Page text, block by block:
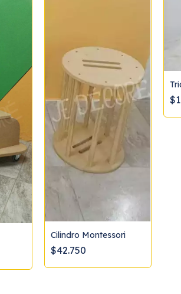
Cilindro Montessori
$42.750